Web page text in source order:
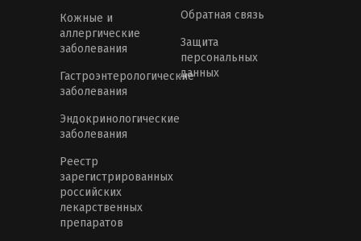
Кожные и
аллергические
заболевания
Гастроэнтерологические
заболевания
Эндокринологические
заболевания
Реестр
зарегистрированных
российских
лекарственных
препаратов
Обратная связь
Защита
персональных
данных